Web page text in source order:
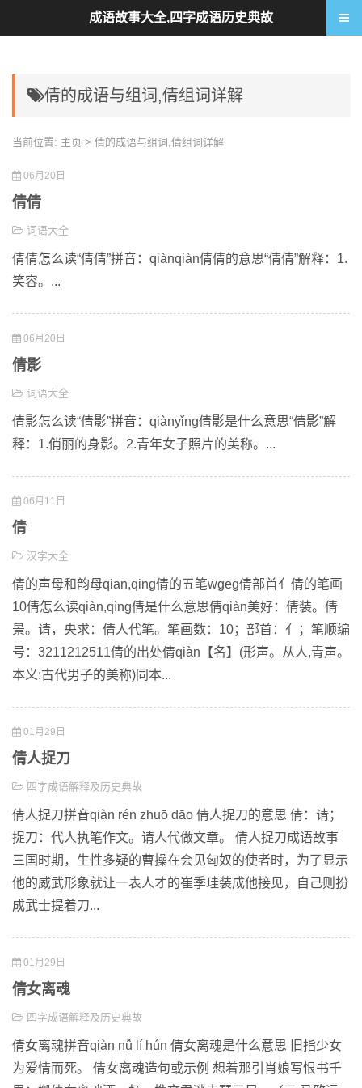
倩的成语与组词,倩组词详解
当前位置: 主页 > 倩的成语与组词,倩组词详解
06月20日
倩倩
词语大全
倩倩怎么读“倩倩”拼音：qiànqiàn倩倩的意思“倩倩”解释：1.
笑容。...
06月20日
倩影
词语大全
倩影怎么读“倩影”拼音：qiànyǐng倩影是什么意思“倩影”解
释：1.俏丽的身影。2.青年女子照片的美称。...
06月11日
倩
汉字大全
倩的声母和韵母qian,qing倩的五笔wgeg倩部首亻倩的笔画
10倩怎么读qiàn,qìng倩是什么意思倩qiàn美好：倩装。倩
景。请，央求：倩人代笔。笔画数：10；部首：亻；笔顺编
号：3211212511倩的出处倩qiàn【名】(形声。从人,青声。
本义:古代男子的美称)同本...
01月29日
倩人捉刀
四字成语解释及历史典故
倩人捉刀拼音qiàn rén zhuō dāo 倩人捉刀的意思 倩：请；
捉刀：代人执笔作文。请人代做文章。 倩人捉刀成语故事
三国时期，生性多疑的曹操在会见匈奴的使者时，为了显示
他的威武形象就让一表人才的崔季珪装成他接见，自己则扮
成武士提着刀...
01月29日
倩女离魂
四字成语解释及历史典故
倩女离魂拼音qiàn nǚ lí hún 倩女离魂是什么意思 旧指少女
为爱情而死。 倩女离魂造句或示例 想着那引肖娘写恨书千
成语故事大全,四字成语历史典故